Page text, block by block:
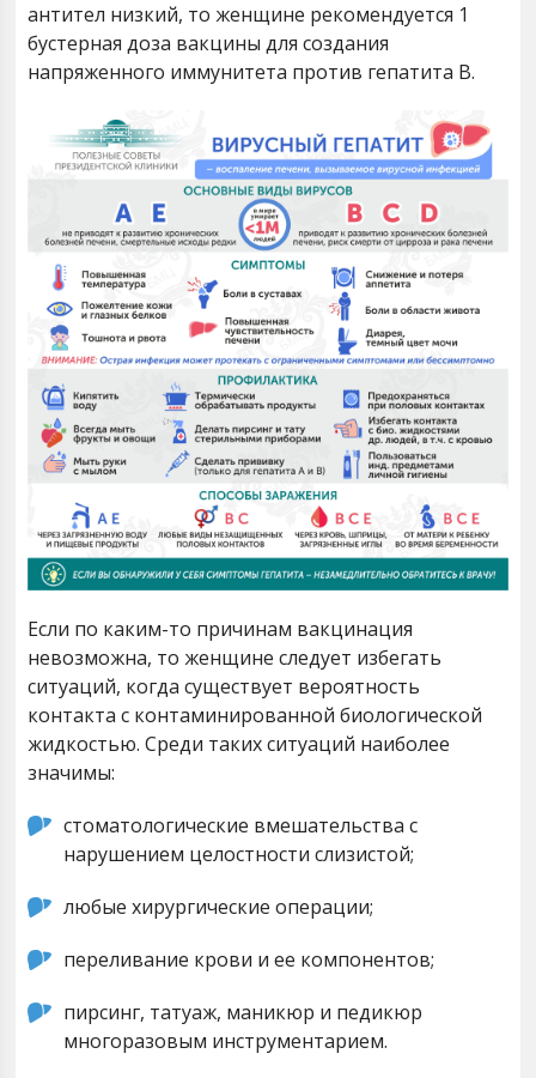
антител низкий, то женщине рекомендуется 1
бустерная доза вакцины для создания
напряженного иммунитета против гепатита В.
Если по каким-то причинам вакцинация
невозможна, то женщине следует избегать
ситуаций, когда существует вероятность
контакта с контаминированной биологической
жидкостью. Среди таких ситуаций наиболее
значимы:
стоматологические вмешательства с
нарушением целостности слизистой;
любые хирургические операции;
переливание крови и ее компонентов;
пирсинг, татуаж, маникюр и педикюр
многоразовым инструментарием.